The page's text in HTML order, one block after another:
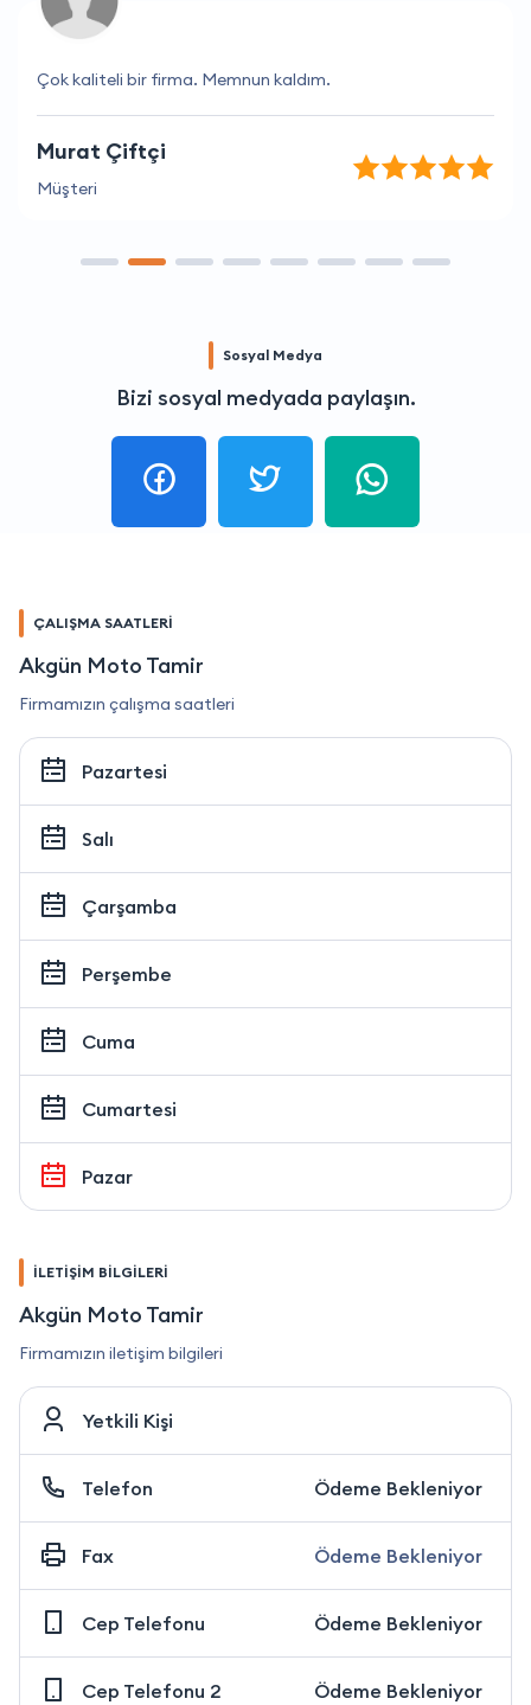
Çok kaliteli bir firma. Memnun kaldım.
Murat Çiftçi
Müşteri
Sosyal Medya
Bizi sosyal medyada paylaşın.
ÇALIŞMA SAATLERİ
Akgün Moto Tamir
Firmamızın çalışma saatleri
Pazartesi
Salı
Çarşamba
Perşembe
Cuma
Cumartesi
Pazar
İLETİŞİM BİLGİLERİ
Akgün Moto Tamir
Firmamızın iletişim bilgileri
Yetkili Kişi
Telefon Ödeme Bekleniyor
Fax Ödeme Bekleniyor
Cep Telefonu Ödeme Bekleniyor
Cep Telefonu 2 Ödeme Bekleniyor